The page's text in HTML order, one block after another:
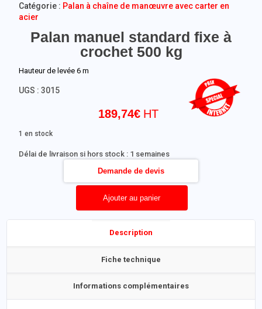
Palan manuel standard fixe à
crochet 500 kg
189,74€
Délai de livraison si hors stock : 1 semaines
Hauteur de levée 6 m
1 en stock
Ajouter au panier
Demande de devis
UGS :3015
Catégorie : Palan à chaîne de manœuvre avec carter en
acier
Description
Fiche technique
Informations complémentaires